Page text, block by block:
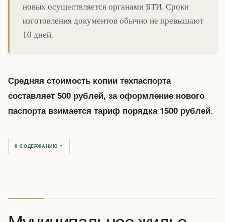
новых осуществляется органами БТИ. Сроки
изготовления документов обычно не превышают
10 дней.
Средняя стоимость копии техпаспорта
составляет 500 рублей, за оформление нового
паспорта взимается тариф порядка 1500 рублей.
К СОДЕРЖАНИЮ ↑